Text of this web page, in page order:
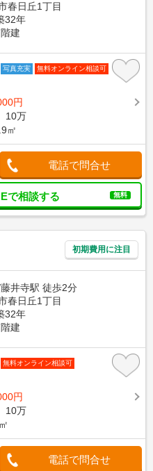
春日丘1丁目
32年
建
写真充実 無料オンライン相談可
円
10万
㎡
電話で問合せ
で相談する 無料
初期費用に注目
井寺駅 徒歩2分
春日丘1丁目
32年
建
無料オンライン相談可
円
10万
電話で問合せ